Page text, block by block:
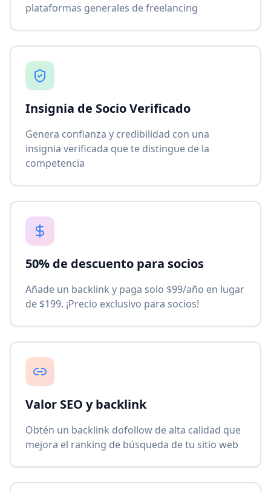
plataformas generales de freelancing
Insignia de Socio Verificado
Genera confianza y credibilidad con una
insignia verificada que te distingue de la
competencia
50% de descuento para socios
Añade un backlink y paga solo $99/año en lugar
de $199. ¡Precio exclusivo para socios!
Valor SEO y backlink
Obtén un backlink dofollow de alta calidad que
mejora el ranking de búsqueda de tu sitio web